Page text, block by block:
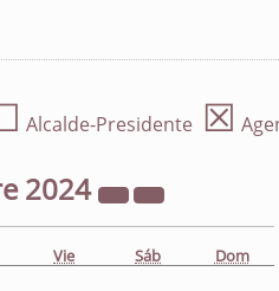
Alcalde-Presidente ☒
2024
Vie Sáb Dom